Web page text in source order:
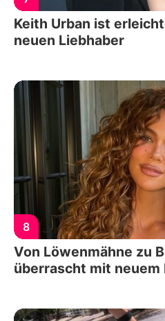
Keith Urban ist
neuen Liebhaber
8
Von Löwenmähne zu
überrascht mit neuem